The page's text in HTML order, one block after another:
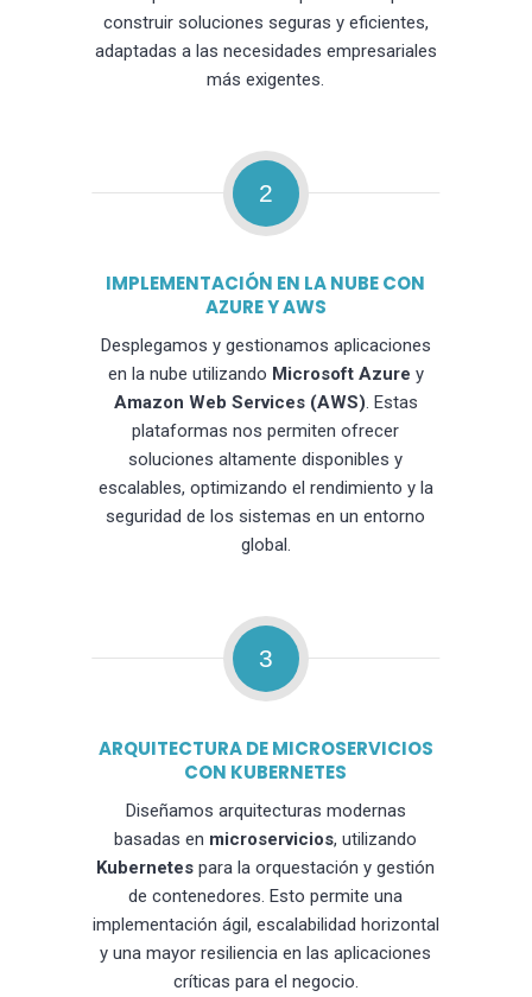
construir soluciones seguras y eficientes,
adaptadas a las necesidades empresariales
más exigentes.
2
IMPLEMENTACIÓN EN LA NUBE CON
AZURE Y AWS
Desplegamos y gestionamos aplicaciones
en la nube utilizando Microsoft Azure y
Amazon Web Services (AWS). Estas
plataformas nos permiten ofrecer
soluciones altamente disponibles y
escalables, optimizando el rendimiento y la
seguridad de los sistemas en un entorno
global.
3
ARQUITECTURA DE MICROSERVICIOS
CON KUBERNETES
Diseñamos arquitecturas modernas
basadas en microservicios, utilizando
Kubernetes para la orquestación y gestión
de contenedores. Esto permite una
implementación ágil, escalabilidad horizontal
y una mayor resiliencia en las aplicaciones
críticas para el negocio.